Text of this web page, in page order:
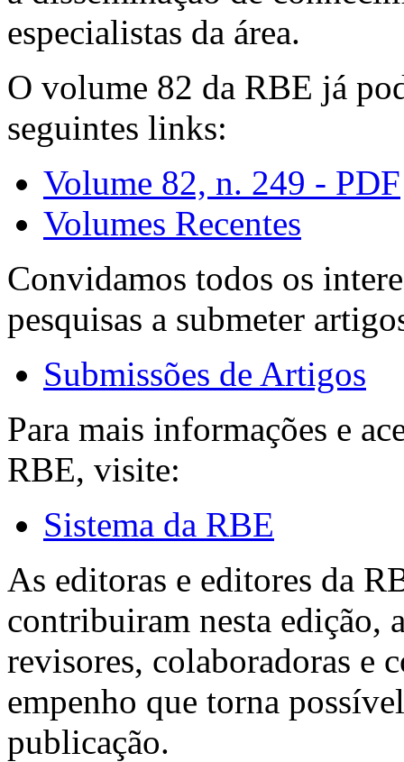
especialistas da área.
O volume 82 da RBE já
seguintes links:
Volume 82, n. 249 - PDF
Volumes Recentes
Convidamos todos os
pesquisas a submeter
Submissões de Artigos
Para mais informações e
RBE, visite:
Sistema da RBE
As editoras e editores da
contribuiram nesta edição,
revisores, colaboradoras e
empenho que torna
publicação.